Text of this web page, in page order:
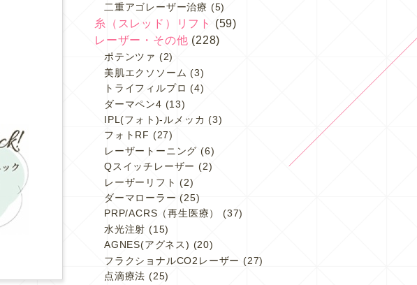
二重アゴレーザー治療 (5)
糸（スレッド）リフト
(59)
レーザー・その他 (228)
ポテンツァ (2)
美肌エクソソーム (3)
トライフィルプロ (4)
ダーマペン4 (13)
IPL(フォト)-ルメッカ (3)
フォトRF (27)
レーザートーニング (6)
Qスイッチレーザー (2)
レーザーリフト (2)
ダーマローラー (25)
PRP/ACRS（再生医療）
(37)
水光注射 (15)
AGNES(アグネス) (20)
フラクショナルCO2レーザー (27)
点滴療法 (25)